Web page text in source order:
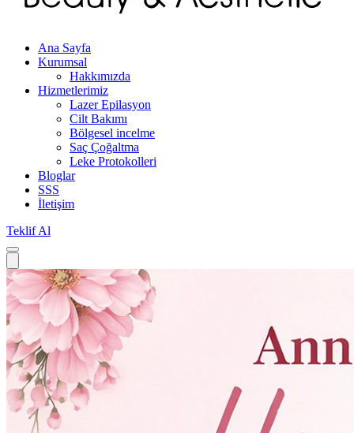
Ana Sayfa
Kurumsal
Hakkımızda
Hizmetlerimiz
Lazer Epilasyon
Cilt Bakımı
Bölgesel incelme
Saç Çoğaltma
Leke Protokolleri
Bloglar
SSS
İletişim
Teklif Al